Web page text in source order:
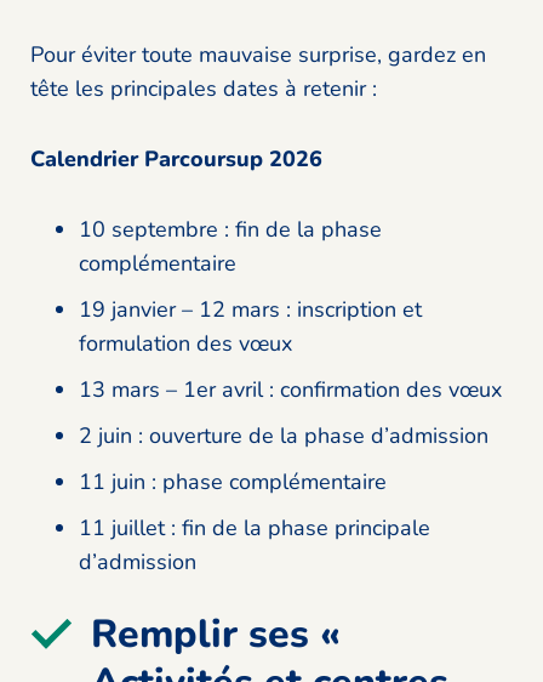
Pour éviter toute mauvaise surprise, gardez en
tête les principales dates à retenir :
Calendrier Parcoursup 2026
10 septembre : fin de la phase
complémentaire
19 janvier – 12 mars : inscription et
formulation des vœux
13 mars – 1er avril : confirmation des vœux
2 juin : ouverture de la phase d’admission
11 juin : phase complémentaire
11 juillet : fin de la phase principale
d’admission
Remplir ses «